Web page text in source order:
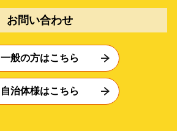
お問い合わせ
一般の方はこちら
自治体様はこちら